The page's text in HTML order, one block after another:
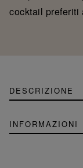
cocktail preferiti
DESCRIZIONE
INFORMAZIONI